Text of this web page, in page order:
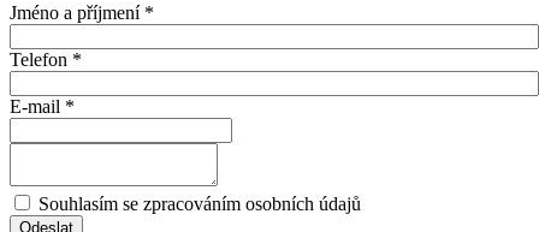
Jméno a příjmení *
Telefon *
E-mail *
Souhlasím se zpracováním osobních údajů